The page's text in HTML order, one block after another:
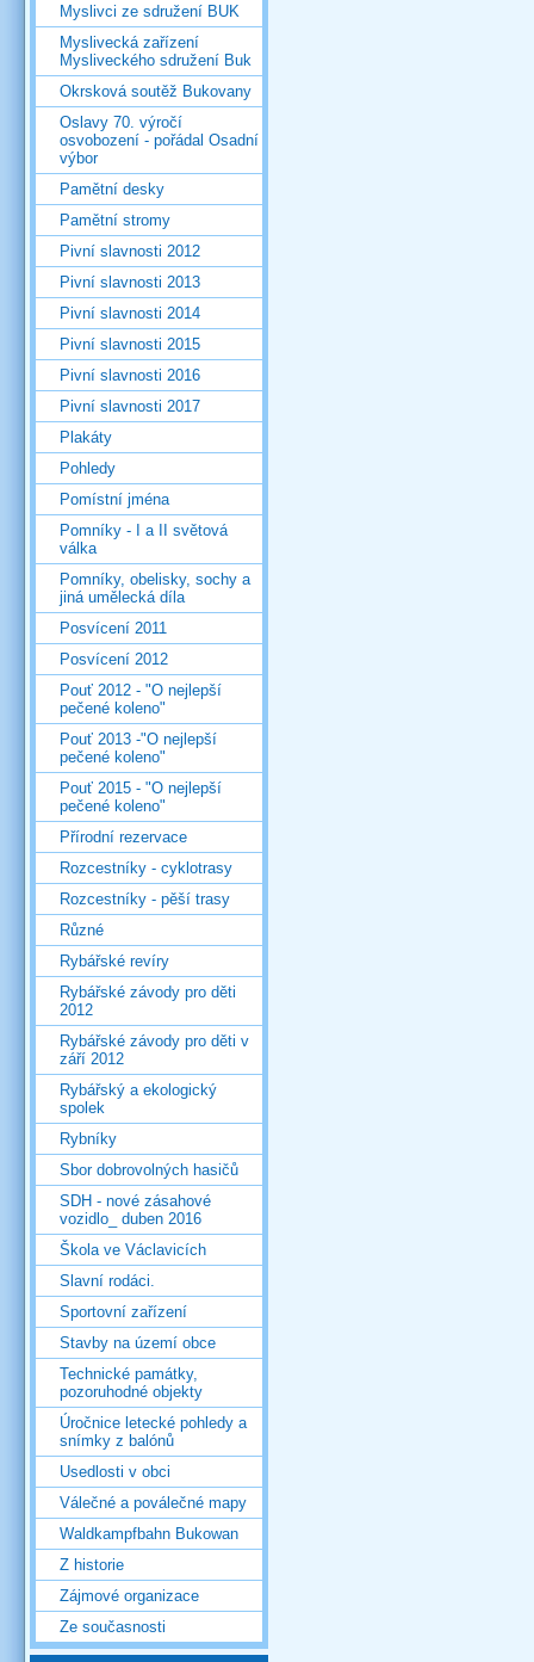
Myslivci ze sdružení BUK
Myslivecká zařízení
Mysliveckého sdružení Buk
Okrsková soutěž Bukovany
Oslavy 70. výročí
osvobození - pořádal Osadní
výbor
Pamětní desky
Pamětní stromy
Pivní slavnosti 2012
Pivní slavnosti 2013
Pivní slavnosti 2014
Pivní slavnosti 2015
Pivní slavnosti 2016
Pivní slavnosti 2017
Plakáty
Pohledy
Pomístní jména
Pomníky - I a II světová
válka
Pomníky, obelisky, sochy a
jiná umělecká díla
Posvícení 2011
Posvícení 2012
Pouť 2012 - "O nejlepší
pečené koleno"
Pouť 2013 -"O nejlepší
pečené koleno"
Pouť 2015 - "O nejlepší
pečené koleno"
Přírodní rezervace
Rozcestníky - cyklotrasy
Rozcestníky - pěší trasy
Různé
Rybářské revíry
Rybářské závody pro děti
2012
Rybářské závody pro děti v
září 2012
Rybářský a ekologický
spolek
Rybníky
Sbor dobrovolných hasičů
SDH - nové zásahové
vozidlo_ duben 2016
Škola ve Václavicích
Slavní rodáci.
Sportovní zařízení
Stavby na území obce
Technické památky,
pozoruhodné objekty
Úročnice letecké pohledy a
snímky z balónů
Usedlosti v obci
Válečné a poválečné mapy
Waldkampfbahn Bukowan
Z historie
Zájmové organizace
Ze současnosti